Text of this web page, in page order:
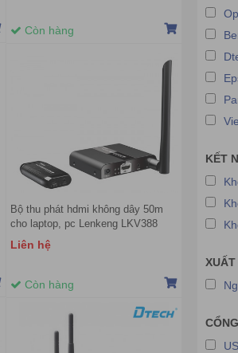
Còn hàng
Bộ thu phát hdmi không dây 50m
cho laptop, pc Lenkeng LKV388
Liên hệ
Còn hàng
Ống
Linh
Dây
Dây
Giá
Cáp
Dây
Bảng
Thiết
Bàn
Thiết
nhanh
màn
KẾT